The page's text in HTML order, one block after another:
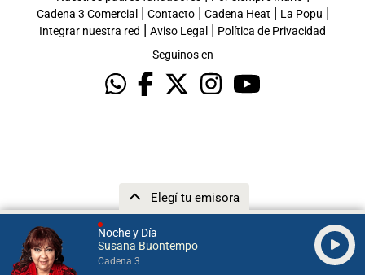
Noche y Día
Susana Buontempo
Cadena 3
Elegí tu emisora
Cadena 3 Comercial | Contacto| Cadena Heat | La Popu |
Integrar nuestra red | Aviso Legal | Política de Privacidad
Seguinos en